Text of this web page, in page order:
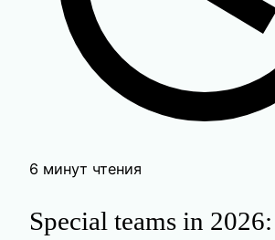
6 минут чтения
Special teams in